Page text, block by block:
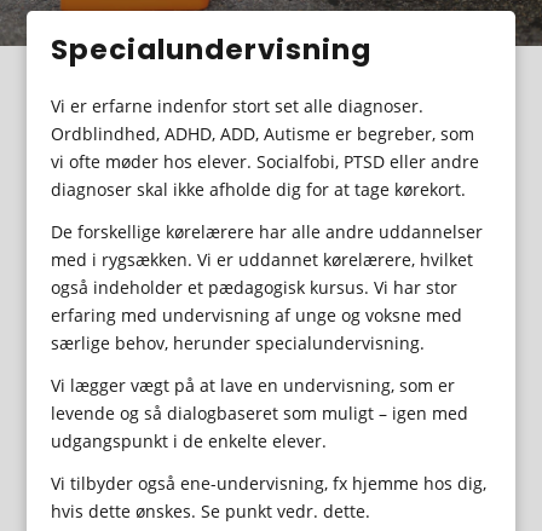
Specialundervisning
Vi er erfarne indenfor stort set alle diagnoser.
Ordblindhed, ADHD, ADD, Autisme er begreber, som
vi ofte møder hos elever. Socialfobi, PTSD eller andre
diagnoser skal ikke afholde dig for at tage kørekort.
De forskellige kørelærere har alle andre uddannelser
med i rygsækken. Vi er uddannet kørelærere, hvilket
også indeholder et pædagogisk kursus. Vi har stor
erfaring med undervisning af unge og voksne med
særlige behov, herunder specialundervisning.
Vi lægger vægt på at lave en undervisning, som er
levende og så dialogbaseret som muligt – igen med
udgangspunkt i de enkelte elever.
Vi tilbyder også ene-undervisning, fx hjemme hos dig,
hvis dette ønskes. Se punkt vedr. dette.